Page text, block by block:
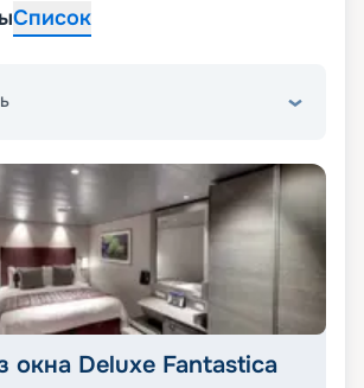
Список
окна Deluxe Fantastica